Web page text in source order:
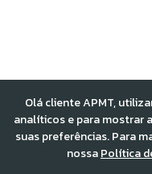
Olá cliente APMT,
analíticos e para mostrar
suas preferências. Para
nossaPolítica